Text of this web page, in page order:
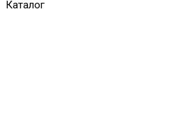
Каталог